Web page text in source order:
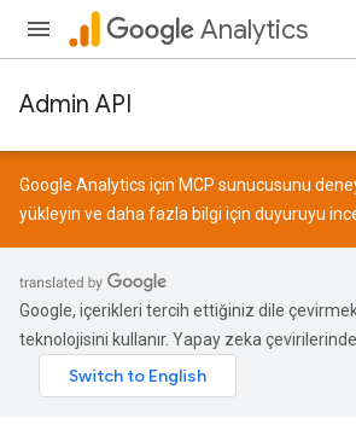
Analytics
Admin API
Google Analytics için MCP sunucusunu
yükleyin ve daha fazla bilgi için duyuruyu
Google, içerikleri tercih ettiğiniz dile
teknolojisini kullanır. Yapay zeka